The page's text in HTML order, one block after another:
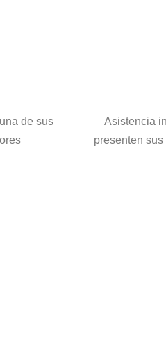
de sus
Asistencia
presenten